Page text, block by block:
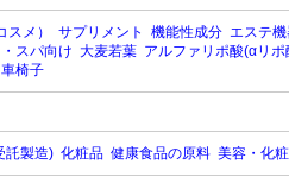
メ） サプリメント 機能性成分 エステ
スパ向け 大麦若葉 アルファリポ酸(αリポ
車椅子
託製造) 化粧品 健康食品の原料 美容・化